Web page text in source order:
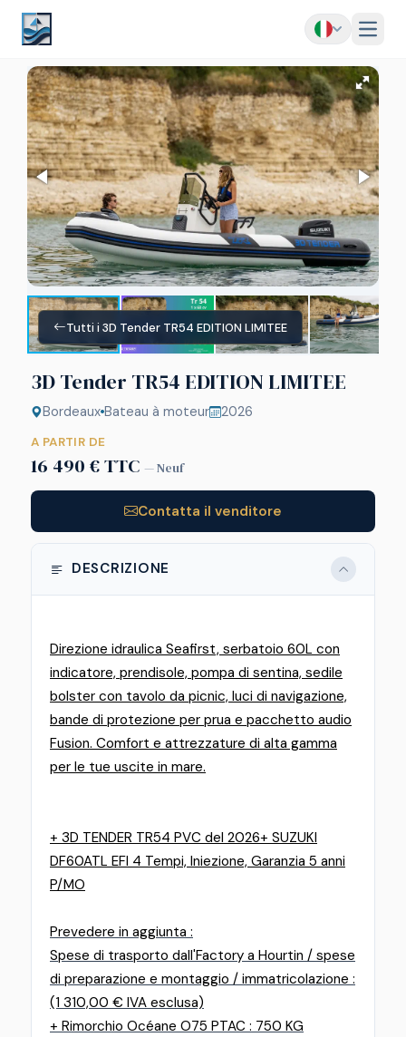
Menu
Tutti i 3D Tender TR54 EDITION LIMITEE
3D Tender TR54 EDITION LIMITEE
Bordeaux Bateau à moteur 2026
A PARTIR DE
16 490 € TTC — Neuf
Contatta il venditore
DESCRIZIONE
Direzione idraulica Seafirst, serbatoio 60L con
indicatore, prendisole, pompa di sentina, sedile
bolster con tavolo da picnic, luci di navigazione,
bande di protezione per prua e pacchetto audio
Fusion. Comfort e attrezzature di alta gamma
per le tue uscite in mare.
+ 3D TENDER TR54 PVC del 2026+ SUZUKI
DF60ATL EFI 4 Tempi, Iniezione, Garanzia 5 anni
P/MO
Prevedere in aggiunta :
Spese di trasporto dall'Factory a Hourtin / spese
di preparazione e montaggio / immatricolazione :
(1 310,00 € IVA esclusa)
+ Rimorchio Océane O75 PTAC : 750 KG